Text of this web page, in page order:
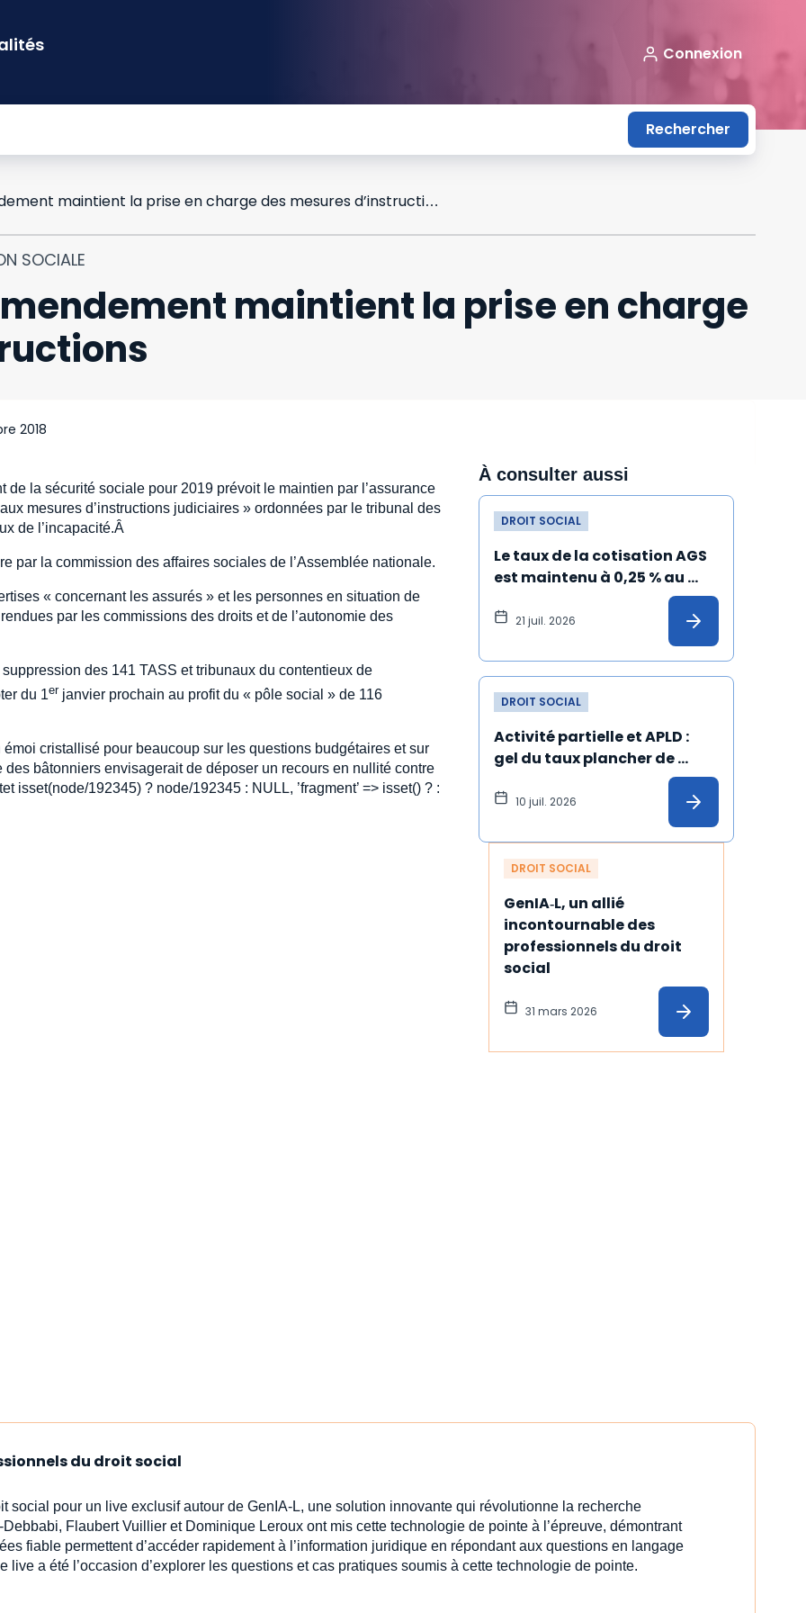
Connexion
Rechercher
Pôles sociaux : un amendement maintient la prise en charge des mesures d’instructions
SOCIALE
maintient la prise en charge
2018
la sécurité sociale pour 2019 prévoit le maintien par l’assurance
mesures d’instructions judiciaires » ordonnées par le tribunal des
de l’incapacité.Â
par la commission des affaires sociales de l’Assemblée nationale.
« concernant les assurés » et les personnes en situation de
par les commissions des droits et de l’autonomie des
des 141 TASS et tribunaux du contentieux de
du 1er janvier prochain au profit du « pôle social » de 116
cristallisé pour beaucoup sur les questions budgétaires et sur
des bâtonniers envisagerait de déposer un recours en nullité contre
isset(node/192345) ? node/192345 : NULL, ’fragment’ => isset() ? :
À consulter aussi
DROIT SOCIAL
Le taux de la cotisation AGS
est maintenu à 0,25 % au
21 juil. 2026
DROIT SOCIAL
Activité partielle et APLD :
gel du taux plancher de
l'employeur
10 juil. 2026
DROIT SOCIAL
GenIA‑L, un allié
incontournable des
professionnels du droit
social
31 mars 2026
du droit social
social pour un live exclusif autour de GenIA‑L, une solution innovante qui révolutionne la recherche
Flaubert Vuillier et Dominique Leroux ont mis cette technologie de pointe à l’épreuve, démontrant
fiable permettent d’accéder rapidement à l’information juridique en répondant aux questions en langage
live a été l’occasion d’explorer les questions et cas pratiques soumis à cette technologie de pointe.